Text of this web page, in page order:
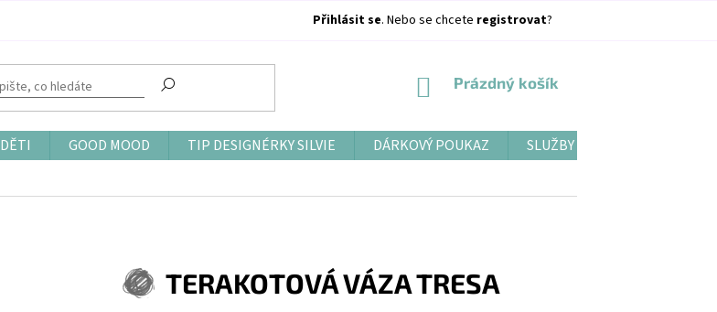
Přihlásit se. Nebo se chcete registrovat?
NÁKUPNÍ
Prázdný košík
DĚTI GOOD MOOD TIP DESIGNÉRKY SILVIE DÁRKOVÝ POUKAZ SLUŽBY
TERAKOTOVÁ VÁZA TRESA